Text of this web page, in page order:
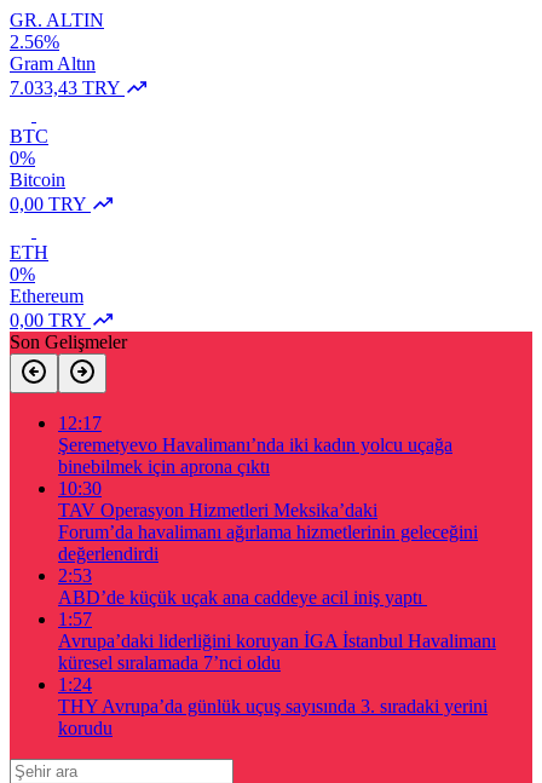
GR. ALTIN
2.56%
Gram Altın
7.033,43 TRY
BTC
0%
Bitcoin
0,00 TRY
ETH
0%
Ethereum
0,00 TRY
Son Gelişmeler
12:17
Şeremetyevo Havalimanı’nda iki kadın yolcu uçağa
binebilmek için aprona çıktı
10:30
TAV Operasyon Hizmetleri Meksika’daki
Forum’da havalimanı ağırlama hizmetlerinin geleceğini
değerlendirdi
2:53
ABD’de küçük uçak ana caddeye acil iniş yaptı
1:57
Avrupa’daki liderliğini koruyan İGA İstanbul Havalimanı
küresel sıralamada 7’nci oldu
1:24
THY Avrupa’da günlük uçuş sayısında 3. sıradaki yerini
korudu